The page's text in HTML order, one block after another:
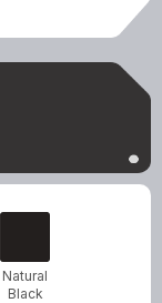
Natural
Black